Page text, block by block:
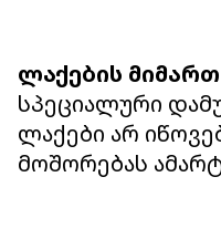
ლაქების
სპეციალური
ლაქები არ
მოშორებას